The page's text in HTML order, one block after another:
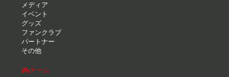
メディア
イベント
グッズ
ファンクラブ
パートナー
その他
チーム